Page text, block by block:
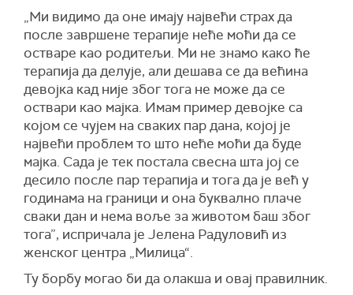
„Ми видимо да оне имају највећи страх да
после завршене терапије неће моћи да се
остваре као родитељи. Ми не знамо како ће
терапија да делује, али дешава се да већина
девојка кад није због тога не може да се
оствари као мајка. Имам пример девојке са
којом се чујем на сваких пар дана, којој је
највећи проблем то што неће моћи да буде
мајка. Сада је тек постала свесна шта јој се
десило после пар терапија и тога да је већ у
годинама на граници и она буквално плаче
сваки дан и нема воље за животом баш због
тога”, испричала је Јелена Радуловић из
женског центра „Милица“.
Ту борбу могао би да олакша и овај правилник.